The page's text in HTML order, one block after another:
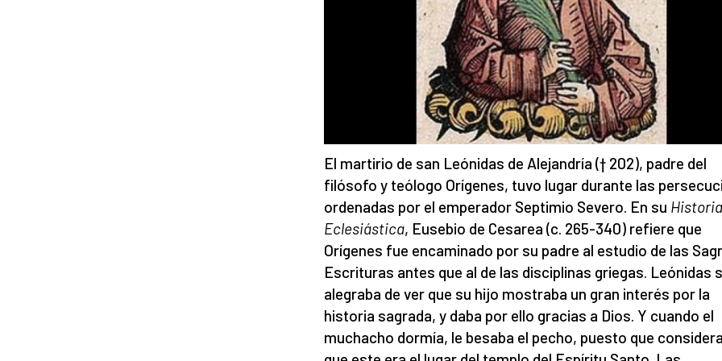
El martirio de san Leónidas de Alejandría († 202), padre del
filósofo y teólogo Orígenes, tuvo lugar durante las
ordenadas por el emperador Septimio Severo. En su Historia
Eclesiástica, Eusebio de Cesarea (c. 265-340) refiere que
Orígenes fue encaminado por su padre al estudio de las
Escrituras antes que al de las disciplinas griegas. Leónidas
alegraba de ver que su hijo mostraba un gran interés por la
historia sagrada, y daba por ello gracias a Dios. Y cuando el
muchacho dormía, le besaba el pecho, puesto que